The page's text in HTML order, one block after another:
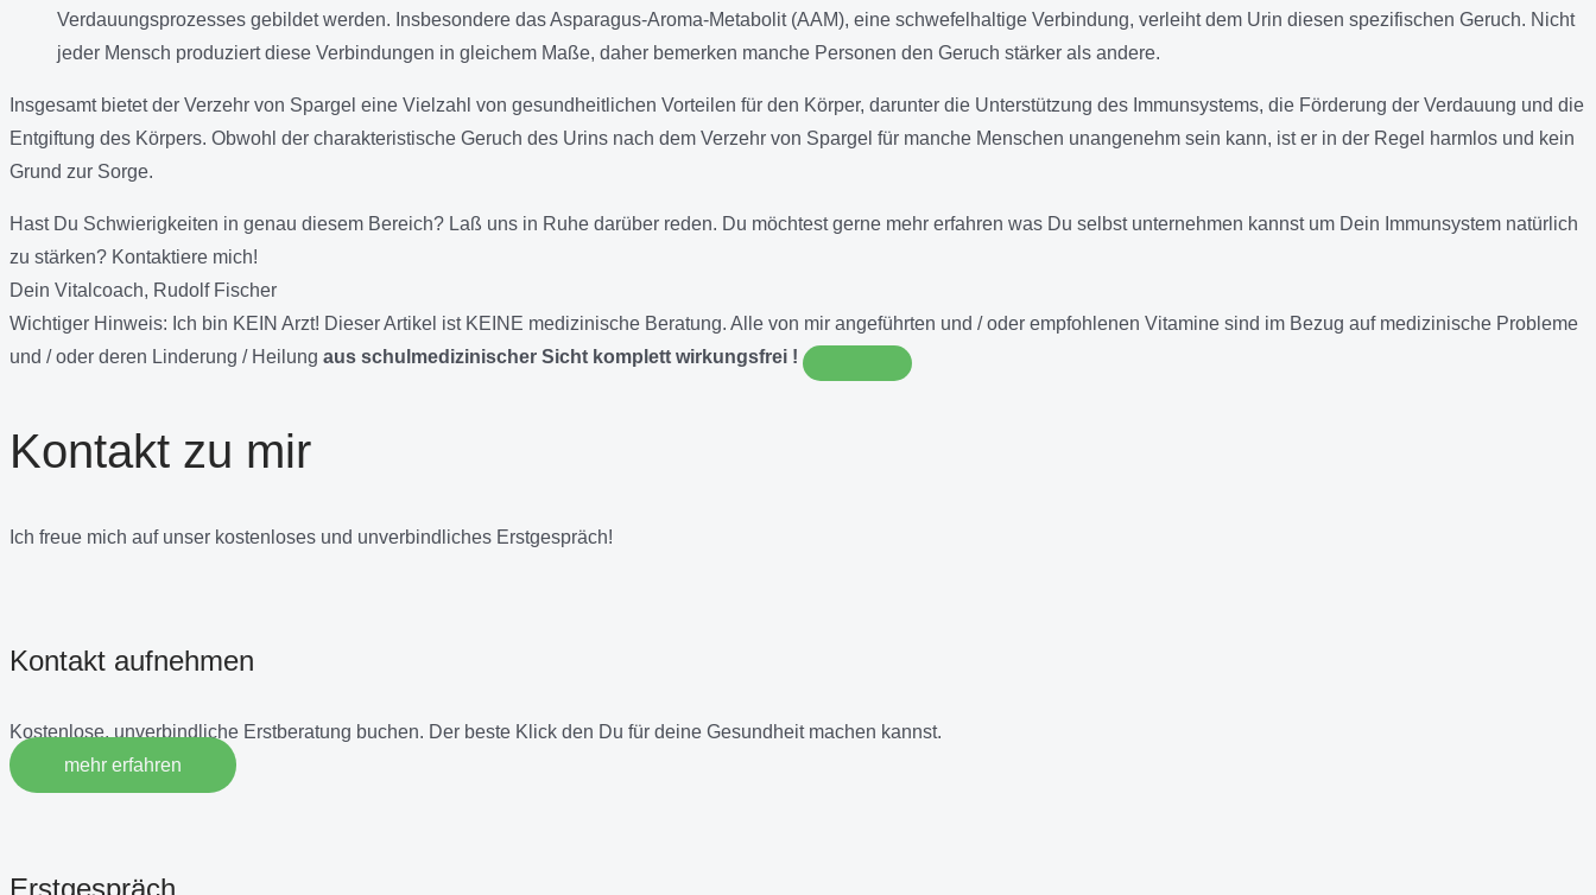
Verdauungsprozesses gebildet werden. Insbesondere das Asparagus-Aroma-Metabolit (AAM), eine schwefelhaltige Verbindung, verleiht dem Urin diesen spezifischen Geruch. Nicht
jeder Mensch produziert diese Verbindungen in gleichem Maße, daher bemerken manche Personen den Geruch stärker als andere.
Insgesamt bietet der Verzehr von Spargel eine Vielzahl von gesundheitlichen Vorteilen für den Körper, darunter die Unterstützung des Immunsystems, die Förderung der Verdauung und die
Entgiftung des Körpers. Obwohl der charakteristische Geruch des Urins nach dem Verzehr von Spargel für manche Menschen unangenehm sein kann, ist er in der Regel harmlos und kein
Grund zur Sorge.
Hast Du Schwierigkeiten in genau diesem Bereich? Laß uns in Ruhe darüber reden. Du möchtest gerne mehr erfahren was Du selbst unternehmen kannst um Dein Immunsystem natürlich
zu stärken? Kontaktiere mich!
Dein Vitalcoach, Rudolf Fischer
Wichtiger Hinweis: Ich bin KEIN Arzt! Dieser Artikel ist KEINE medizinische Beratung. Alle von mir angeführten und / oder empfohlenen Vitamine sind im Bezug auf medizinische Probleme
und / oder deren Linderung / Heilung aus schulmedizinischer Sicht komplett wirkungsfrei !
Kontakt zu mir
Ich freue mich auf unser kostenloses und unverbindliches Erstgespräch!
Kontakt aufnehmen
Kostenlose, unverbindliche Erstberatung buchen. Der beste Klick den Du für deine Gesundheit machen kannst.
mehr erfahren
Erstgespräch